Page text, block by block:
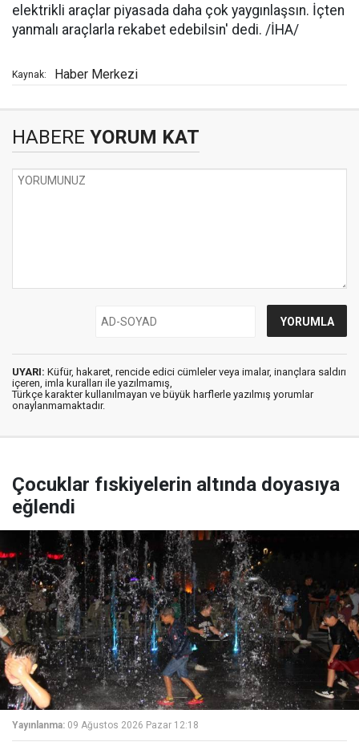
elektrikli araçlar piyasada daha çok yaygınlaşsın. İçten
yanmalı araçlarla rekabet edebilsin' dedi. /İHA/
Kaynak: Haber Merkezi
HABERE YORUM KAT
UYARI: Küfür, hakaret, rencide edici cümleler veya imalar, inançlara saldırı
içeren, imla kuralları ile yazılmamış,
Türkçe karakter kullanılmayan ve büyük harflerle yazılmış yorumlar
onaylanmamaktadır.
Çocuklar fıskiyelerin altında doyasıya
eğlendi
Yayınlanma: 09 Ağustos 2026 Pazar 12:18